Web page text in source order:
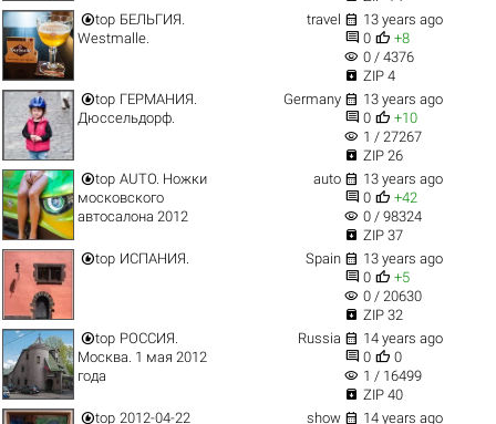
top БЕЛЬГИЯ.
Westmalle.
travel  13 years ago
 0  +8
visibility 0 / 4376
 ZIP 4
top ГЕРМАНИЯ.
Дюссельдорф.
Germany  13 years ago
 0  +10
visibility 1 / 27267
 ZIP 26
top AUTO. Ножки
московского
автосалона 2012
auto  13 years ago
 0  +42
visibility 0 / 98324
 ZIP 37
top ИСПАНИЯ. Spain  13 years ago
 0  +5
visibility 0 / 20630
 ZIP 32
top РОССИЯ.
Москва. 1 мая 2012
года
Russia  14 years ago
 0  0
visibility 1 / 16499
 ZIP 40
top 2012-04-22 show  14 years ago